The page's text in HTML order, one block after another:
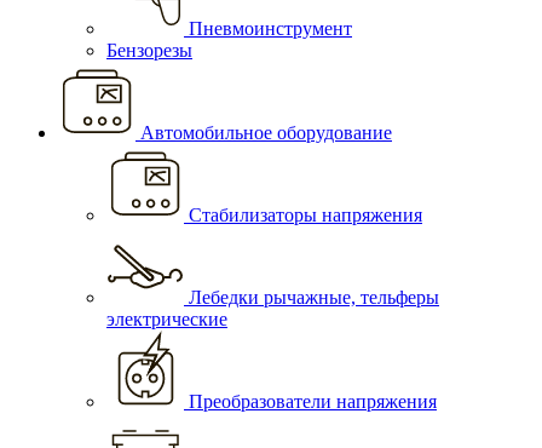
Пневмоинструмент
Бензорезы
Автомобильное оборудование
Стабилизаторы напряжения
Лебедки рычажные, тельферы
электрические
Преобразователи напряжения